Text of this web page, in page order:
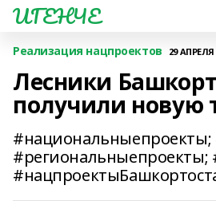
ИГЕНЧЕ
Реализация нацпроектов 29 АПРЕЛЯ
Лесники
получили новую
#региональныепроекты;